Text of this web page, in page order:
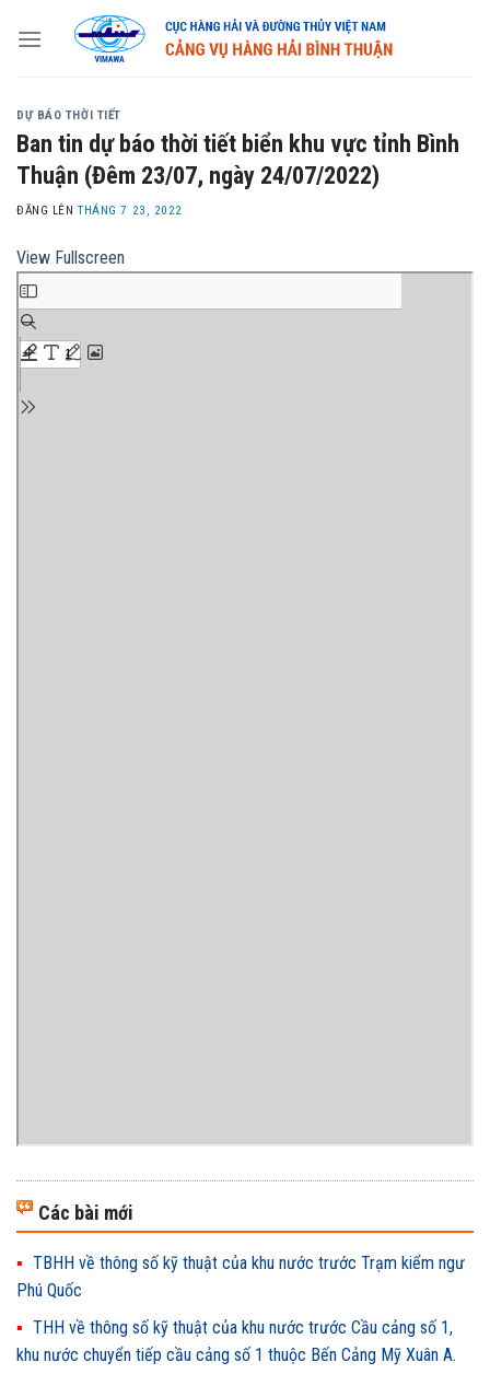
DỰ BÁO THỜI TIẾT
Ban tin dự báo thời tiết biển khu vực tỉnh Bình
Thuận (Đêm 23/07, ngày 24/07/2022)
ĐĂNG LÊNTHÁNG 7 23, 2022
View Fullscreen
Các bài mới
TBHH về thông số kỹ thuật của khu nước trước Trạm kiểm ngư
Phú Quốc
THH về thông số kỹ thuật của khu nước trước Cầu cảng số 1,
khu nước chuyển tiếp cầu cảng số 1 thuộc Bến Cảng Mỹ Xuân A.